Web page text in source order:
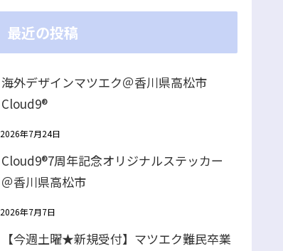
最近の投稿
海外デザインマツエク＠香川県高松市
Cloud9®
2026年7月24日
Cloud9®7周年記念オリジナルステッカー
＠香川県高松市
2026年7月7日
【今週土曜★新規受付】マツエク難民卒業